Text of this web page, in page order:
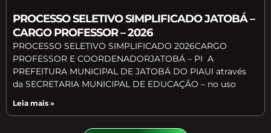
PROCESSO SELETIVO SIMPLIFICADO JATOBÁ –
CARGO PROFESSOR – 2026
PROCESSO SELETIVO SIMPLIFICADO 2026CARGO
PROFESSOR E COORDENADORJATOBÁ – PI A
PREFEITURA MUNICIPAL DE JATOBÁ DO PIAUI através
da SECRETARIA MUNICIPAL DE EDUCAÇÃO – no uso
Leia mais »